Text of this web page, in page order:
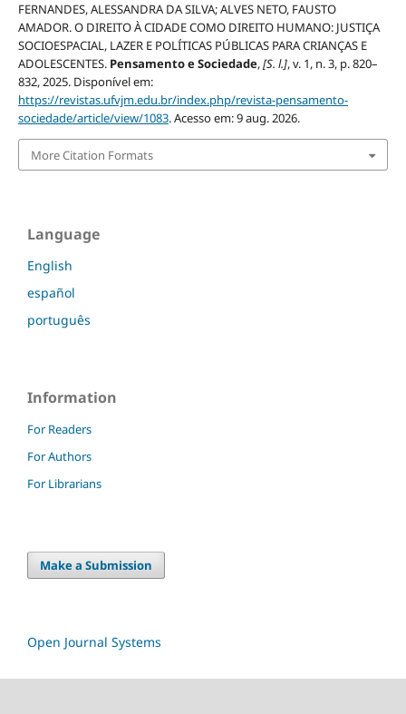
FERNANDES, ALESSANDRA DA SILVA; ALVES NETO, FAUSTO
AMADOR. O DIREITO À CIDADE COMO DIREITO HUMANO: JUSTIÇA
SOCIOESPACIAL, LAZER E POLÍTICAS PÚBLICAS PARA CRIANÇAS E
ADOLESCENTES. Pensamento e Sociedade,[S. l.], v. 1, n. 3, p. 820–
832, 2025. Disponível em:
https://revistas.ufvjm.edu.br/index.php/revista-pensamento-
sociedade/article/view/1083. Acesso em: 9 aug. 2026.
More Citation Formats
Language
English
español
português
Information
For Readers
For Authors
For Librarians
Make a Submission
Open Journal Systems